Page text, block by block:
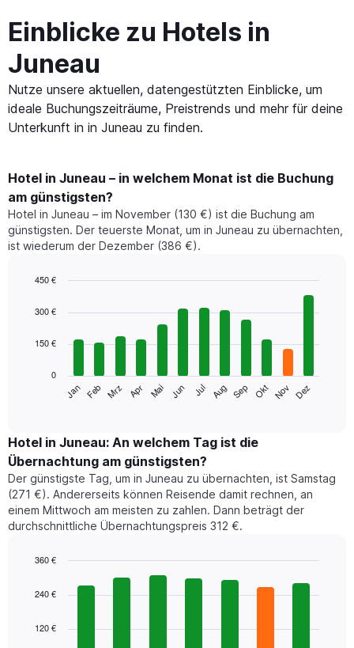
Einblicke zu Hotels in
Juneau
Nutze unsere aktuellen, datengestützten Einblicke, um
ideale Buchungszeiträume, Preistrends und mehr für deine
Unterkunft in in Juneau zu finden.
Hotel in Juneau – in welchem Monat ist die Buchung
am günstigsten?
Hotel in Juneau – im November (130 €) ist die Buchung am
günstigsten. Der teuerste Monat, um in Juneau zu übernachten,
ist wiederum der Dezember (386 €).
chart
bars.
folgende
den
durchschnittlichen
Zimmerpreis
im
jeweiligen
Monat
an.
Diagramm
die
graphic.
Jan Feb Mrz Apr Mai Jun Jul Aug Sep Okt Nov Dez
0
150 €
300 €
450 €
Hotel in Juneau: An welchem Tag ist die
Übernachtung am günstigsten?
Der günstigste Tag, um in Juneau zu übernachten, ist Samstag
(271 €). Andererseits können Reisende damit rechnen, an
einem Mittwoch am meisten zu zahlen. Dann beträgt der
durchschnittliche Übernachtungspreis 312 €.
chart
bars.
120 €
240 €
360 €